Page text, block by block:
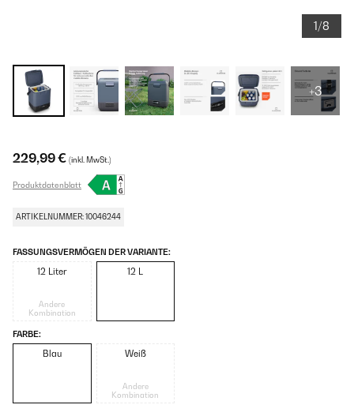
1/8
+3
229,99 € (inkl. MwSt.)
Produktdatenblatt
ARTIKELNUMMER: 10046244
FASSUNGSVERMÖGEN DER VARIANTE:
12 Liter
Andere
Kombination
12 L
FARBE:
Blau Weiß
Andere
Kombination